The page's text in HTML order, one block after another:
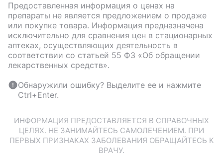
Предоставленная информация о ценах на
препараты не является предложением о продаже
или покупке товара. Информация предназначена
исключительно для сравнения цен в стационарных
аптеках, осуществляющих деятельность в
соответствии со статьей 55 ФЗ «Об обращении
лекарственных средств».
Обнаружили ошибку? Выделите ее и нажмите
Ctrl+Enter.
ИНФОРМАЦИЯ ПРЕДОСТАВЛЯЕТСЯ В СПРАВОЧНЫХ
ЦЕЛЯХ. НЕ ЗАНИМАЙТЕСЬ САМОЛЕЧЕНИЕМ. ПРИ
ПЕРВЫХ ПРИЗНАКАХ ЗАБОЛЕВАНИЯ ОБРАЩАЙТЕСЬ К
ВРАЧУ.